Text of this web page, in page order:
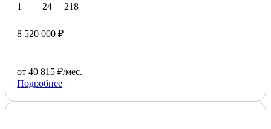
1
24
218
8 520 000 ₽
от 40 815 ₽/мес.
Подробнее